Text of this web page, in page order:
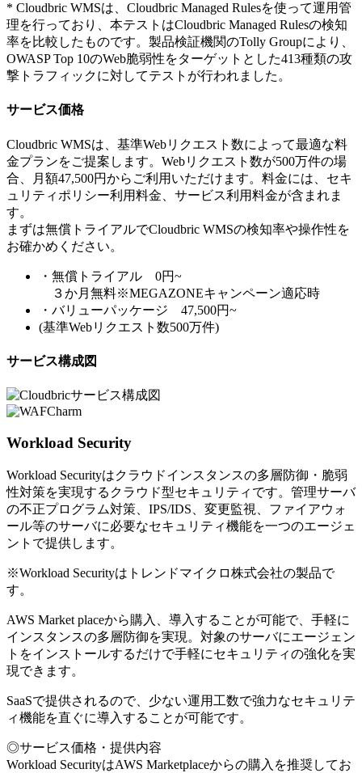
* Cloudbric WMSは、Cloudbric Managed Rulesを使って運用管
理を行っており、本テストはCloudbric Managed Rulesの検知
率を比較したものです。製品検証機関のTolly Groupにより、
OWASP Top 10のWeb脆弱性をターゲットとした413種類の攻
撃トラフィックに対してテストが行われました。
サービス価格
Cloudbric WMSは、基準Webリクエスト数によって最適な料
金プランをご提案します。Webリクエスト数が500万件の場
合、月額47,500円からご利用いただけます。料金には、セキ
ュリティポリシー利用料金、サービス利用料金が含まれま
す。
まずは無償トライアルでCloudbric WMSの検知率や操作性を
お確かめください。
・無償トライアル 0円~
３か月無料※MEGAZONEキャンペーン適応時
・バリューパッケージ 47,500円~
(基準Webリクエスト数500万件)
サービス構成図
Workload Security
Workload Securityはクラウドインスタンスの多層防御・脆弱
性対策を実現するクラウド型セキュリティです。管理サーバ
の不正プログラム対策、IPS/IDS、変更監視、ファイアウォ
ール等のサーバに必要なセキュリティ機能を一つのエージェ
ントで提供します。
※Workload Securityはトレンドマイクロ株式会社の製品で
す。
AWS Market placeから購入、導入することが可能で、手軽に
インスタンスの多層防御を実現。対象のサーバにエージェン
トをインストールするだけで手軽にセキュリティの強化を実
現できます。
SaaSで提供されるので、少ない運用工数で強力なセキュリテ
ィ機能を直ぐに導入することが可能です。
◎サービス価格・提供内容
Workload SecurityはAWS Marketplaceからの購入を推奨してお